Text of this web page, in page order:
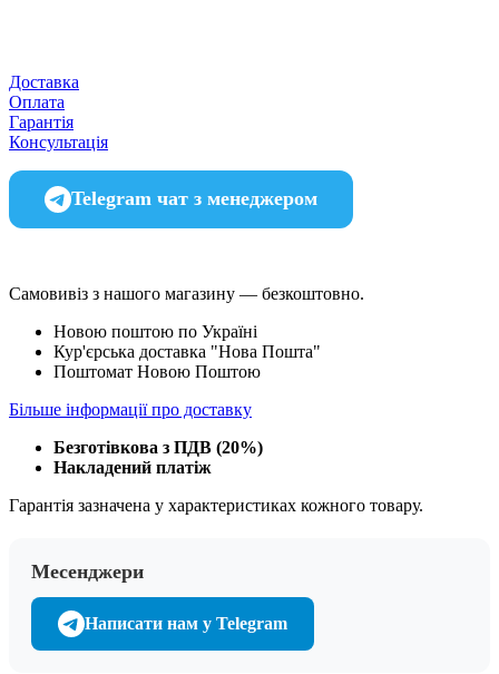
Доставка
Оплата
Гарантія
Консультація
Telegram чат з менеджером
Самовивіз з нашого магазину — безкоштовно.
Новою поштою по Україні
Кур'єрська доставка "Нова Пошта"
Поштомат Новою Поштою
Більше інформації про доставку
Безготівкова з ПДВ (20%)
Накладений платіж
Гарантія зазначена у характеристиках кожного товару.
Месенджери
Написати нам у Telegram